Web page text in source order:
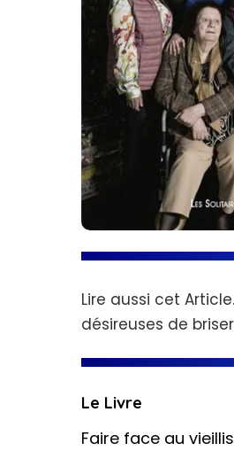
Lire aussi cet
désireuses de
Le Livre
Faire face au